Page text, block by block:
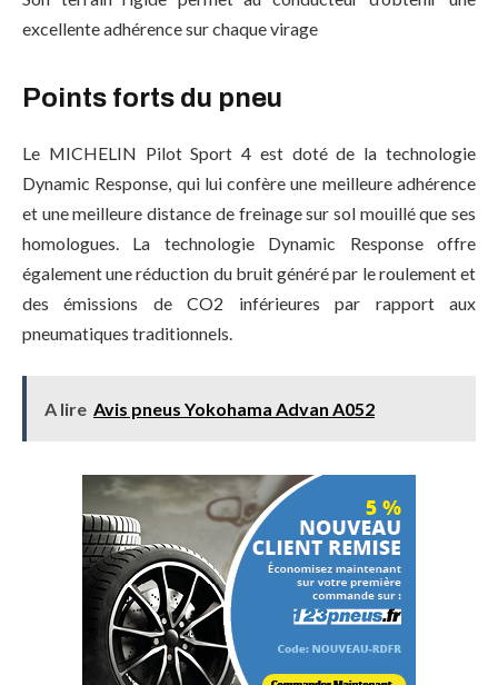
excellente adhérence sur chaque virage
Points forts du pneu
Le MICHELIN Pilot Sport 4 est doté de la technologie
Dynamic Response, qui lui confère une meilleure adhérence
et une meilleure distance de freinage sur sol mouillé que ses
homologues. La technologie Dynamic Response offre
également une réduction du bruit généré par le roulement et
des émissions de CO2 inférieures par rapport aux
pneumatiques traditionnels.
A lire Avis pneus Yokohama Advan A052